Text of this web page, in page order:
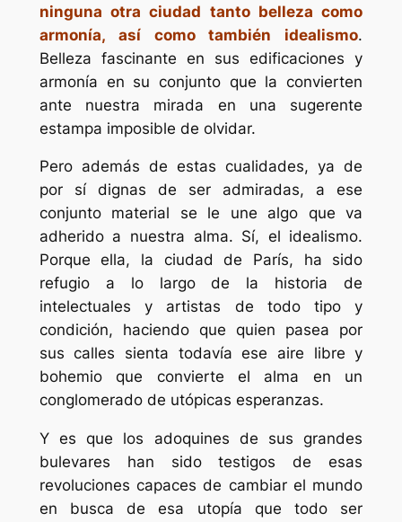
ninguna otra ciudad tanto belleza como
armonía, así como también idealismo.
Belleza fascinante en sus edificaciones y
armonía en su conjunto que la convierten
ante nuestra mirada en una sugerente
estampa imposible de olvidar.
Pero además de estas cualidades, ya de
por sí dignas de ser admiradas, a ese
conjunto material se le une algo que va
adherido a nuestra alma. Sí, el idealismo.
Porque ella, la ciudad de París, ha sido
refugio a lo largo de la historia de
intelectuales y artistas de todo tipo y
condición, haciendo que quien pasea por
sus calles sienta todavía ese aire libre y
bohemio que convierte el alma en un
conglomerado de utópicas esperanzas.
Y es que los adoquines de sus grandes
bulevares han sido testigos de esas
revoluciones capaces de cambiar el mundo
en busca de esa utopía que todo ser